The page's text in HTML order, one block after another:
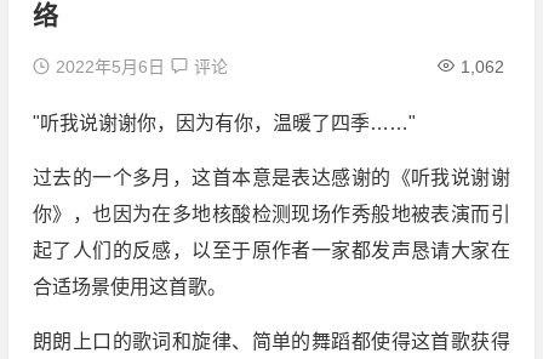
络
2022年5月6日 评论 1,062
"听我说谢谢你，因为有你，温暖了四季……"
过去的一个多月，这首本意是表达感谢的《听我说谢谢
你》，也因为在多地核酸检测现场作秀般地被表演而引
起了人们的反感，以至于原作者一家都发声恳请大家在
合适场景使用这首歌。
朗朗上口的歌词和旋律、简单的舞蹈都使得这首歌获得